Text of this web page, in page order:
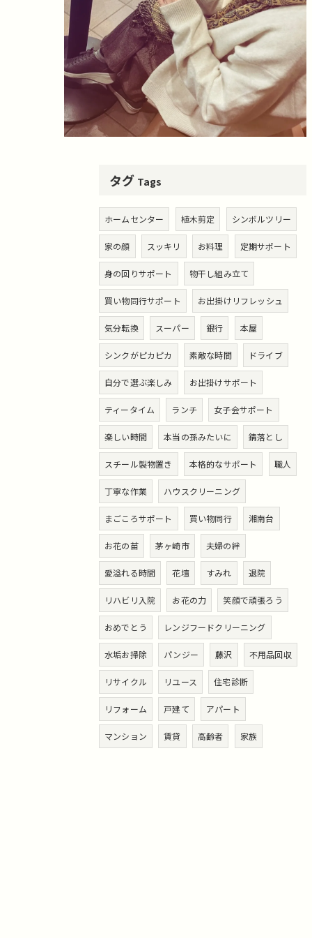
タグ Tags
ホームセンター 植木剪定 シンボルツリー
家の顔 スッキリ お料理 定期サポート
身の回りサポート 物干し組み立て
買い物同行サポート お出掛けリフレッシュ
気分転換 スーパー 銀行 本屋
シンクがピカピカ 素敵な時間 ドライブ
自分で選ぶ楽しみ お出掛けサポート
ティータイム ランチ 女子会サポート
楽しい時間 本当の孫みたいに 錆落とし
スチール製物置き 本格的なサポート 職人
丁寧な作業 ハウスクリーニング
まごころサポート 買い物同行 湘南台
お花の苗 茅ヶ崎市 夫婦の絆
愛溢れる時間 花壇 すみれ 退院
リハビリ入院 お花の力 笑顔で頑張ろう
おめでとう レンジフードクリーニング
水垢お掃除 パンジー 藤沢 不用品回収
リサイクル リユース 住宅診断
リフォーム 戸建て アパート
マンション 賃貸 高齢者 家族